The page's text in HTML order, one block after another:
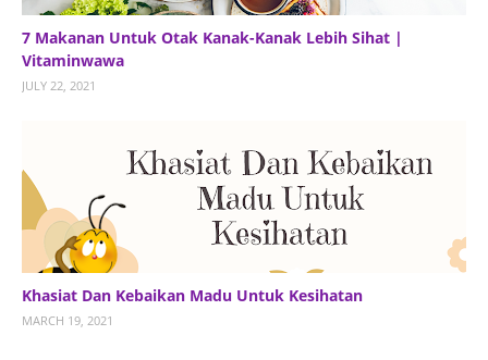
7 Makanan Untuk Otak Kanak-Kanak Lebih Sihat |
Vitaminwawa
JULY 22, 2021
Khasiat Dan Kebaikan Madu Untuk Kesihatan
MARCH 19, 2021